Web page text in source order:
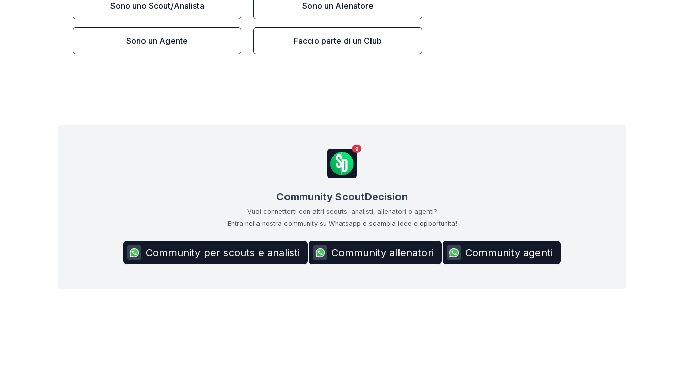
Sono uno Scout/Analista Sono un Alenatore
Sono un Agente Faccio parte di un Club
9
Community ScoutDecision
Vuoi connetterti con altri scouts, analisti, allenatori o agenti?
Entra nella nostra community su Whatsapp e scambia idee e opportunità!
Community per scouts e analisti Community allenatori Community agenti